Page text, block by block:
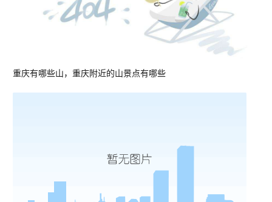
重庆有哪些山，重庆附近的山景点有哪些